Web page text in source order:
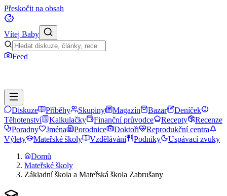
Přeskočit na obsah
Vítej Baby
Feed
Diskuze Příběhy Skupiny Magazín Bazar
Deníček
Těhotenství
Kalkulačky Finanční průvodce Recepty
Recenze
Poradny
Jména Porodnice Doktoři
Reprodukční centra
Výlety
Mateřské školy Vzdělávání Podniky
Uspávací zvuky
Domů
Mateřské školy
Základní škola a Mateřská škola Zabrušany